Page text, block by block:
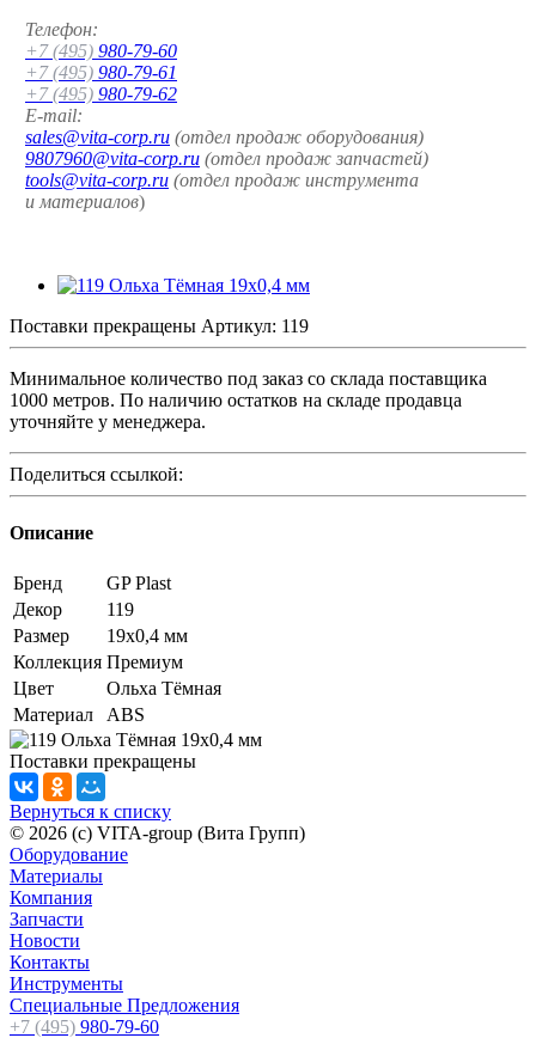
Телефон:
+7 (495) 980-79-60
+7 (495) 980-79-61
+7 (495) 980-79-62
E-mail:
sales@vita-corp.ru (отдел продаж оборудования)
9807960@vita-corp.ru (отдел продаж запчастей)
tools@vita-corp.ru (отдел продаж инструмента
и материалов)
Поставки прекращены Артикул: 119
Минимальное количество под заказ со склада поставщика
1000 метров. По наличию остатков на складе продавца
уточняйте у менеджера.
Поделиться ссылкой:
Описание
Бренд
GP Plast
Декор
119
Размер
19x0,4 мм
Коллекция Премиум
Цвет
Ольха Тёмная
Материал
ABS
Поставки прекращены
Вернуться к списку
© 2026 (c) VITA-group (Вита Групп)
Оборудование
Материалы
Компания
Запчасти
Новости
Контакты
Инструменты
Специальные Предложения
+7 (495) 980-79-60